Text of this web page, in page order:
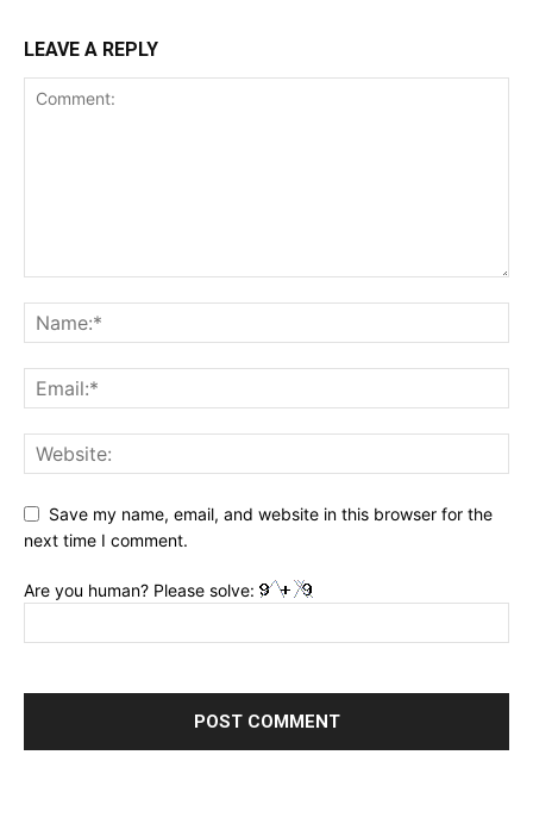
LEAVE A REPLY
Save my name, email, and website in this browser for the
next time I comment.
Are you human? Please solve: